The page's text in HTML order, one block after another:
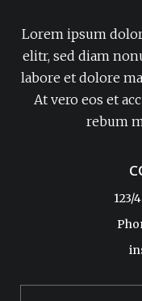
Lorem ipsum
elitr, sed diam
labore et dolore
At vero eos et
rebum
123/